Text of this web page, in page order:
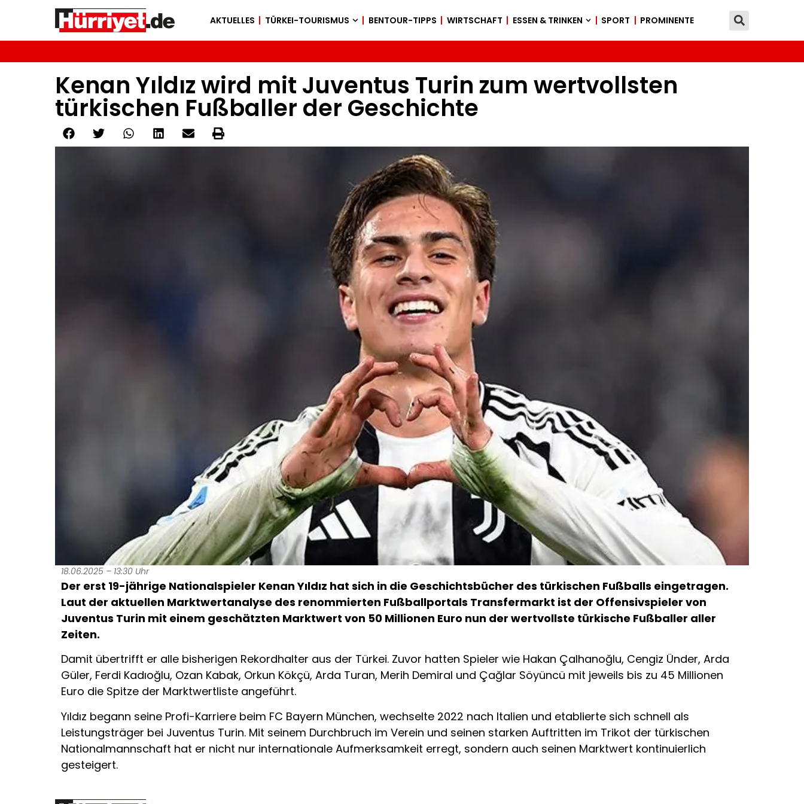
AKTUELLES TÜRKEI-TOURISMUS BENTOUR-TIPPS WIRTSCHAFT ESSEN & TRINKEN SPORT PROMINENTE
Kenan Yıldız wird mit Juventus Turin zum wertvollsten
türkischen Fußballer der Geschichte
18.06.2025 – 13:30 Uhr
Der erst 19-jährige Nationalspieler Kenan Yıldız hat sich in die Geschichtsbücher des türkischen Fußballs eingetragen.
Laut der aktuellen Marktwertanalyse des renommierten Fußballportals Transfermarkt ist der Offensivspieler von
Juventus Turin mit einem geschätzten Marktwert von 50 Millionen Euro nun der wertvollste türkische Fußballer aller
Zeiten.
Damit übertrifft er alle bisherigen Rekordhalter aus der Türkei. Zuvor hatten Spieler wie Hakan Çalhanoğlu, Cengiz Ünder, Arda
Güler, Ferdi Kadıoğlu, Ozan Kabak, Orkun Kökçü, Arda Turan, Merih Demiral und Çağlar Söyüncü mit jeweils bis zu 45 Millionen
Euro die Spitze der Marktwertliste angeführt.
Yıldız begann seine Profi-Karriere beim FC Bayern München, wechselte 2022 nach Italien und etablierte sich schnell als
Leistungsträger bei Juventus Turin. Mit seinem Durchbruch im Verein und seinen starken Auftritten im Trikot der türkischen
Nationalmannschaft hat er nicht nur internationale Aufmerksamkeit erregt, sondern auch seinen Marktwert kontinuierlich
gesteigert.